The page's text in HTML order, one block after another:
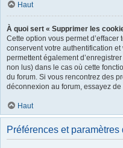
Haut
À quoi sert « Supprimer les
Cette option vous permet
conservent votre authentification
permettent également
non lus) dans le cas où cette
du forum. Si vous rencontrez des
déconnexion au forum, essayez
Haut
Préférences et